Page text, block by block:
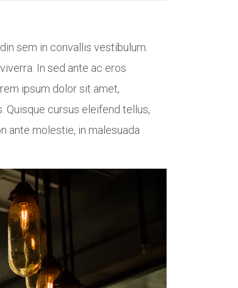
sem in convallis vestibulum.
In sed ante ac eros
ipsum dolor sit amet,
cursus eleifend tellus,
ante molestie, in malesuada